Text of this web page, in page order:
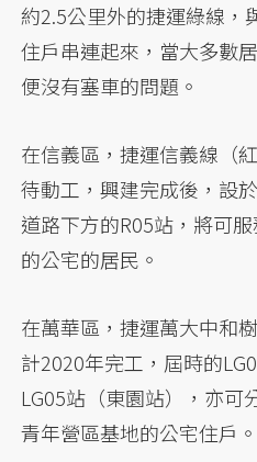
約2.5公里外的捷運綠線，
住戶串連起來，當大多數
便沒有塞車的問題。
在信義區，捷運信義線（
待動工，興建完成後，設
道路下方的R05站，將可
的公宅的居民。
在萬華區，捷運萬大中和
計2020年完工，屆時的
LG05站（東園站），亦可
青年營區基地的公宅住戶。